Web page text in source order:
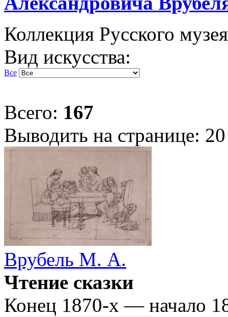
Коллекция Русского музея
Вид искусства:
Все
Всего: 167
Выводить на странице: 20
Врубель М. А.
Чтение сказки
Конец 1870-х — начало